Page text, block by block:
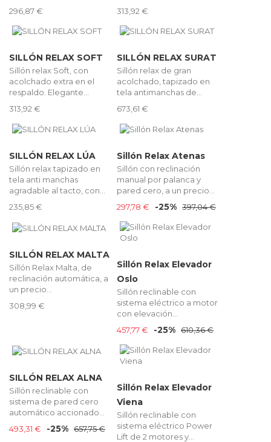
296,87 €
313,92 €
SILLÓN RELAX SOFT
Sillón relax Soft, con
acolchado extra en el
respaldo. Elegante...
313,92 €
SILLÓN RELAX SURAT
Sillón relax de gran
acolchado, tapizado en
tela antimanchas de...
673,61 €
SILLÓN RELAX LÚA
Sillón relax tapizado en
tela anti manchas
agradable al tacto, con...
235,85 €
Sillón Relax Atenas
Sillón con reclinación
manual por palanca y
pared cero, a un precio...
297,78 €
-25% 397,04 €
SILLÓN RELAX MALTA
Sillón Relax Malta, de
reclinación automática, a
un precio...
308,99 €
Sillón Relax Elevador
Oslo
Sillón reclinable con
sistema eléctrico a motor
con elevación...
457,77 €
-25% 610,36 €
SILLÓN RELAX ALNA
Sillón reclinable con
sistema de pared cero
automático accionado...
493,31 €
-25% 657,75 €
Sillón Relax Elevador
Viena
Sillón reclinable con
sistema eléctrico Power
Lift de 2 motores y...